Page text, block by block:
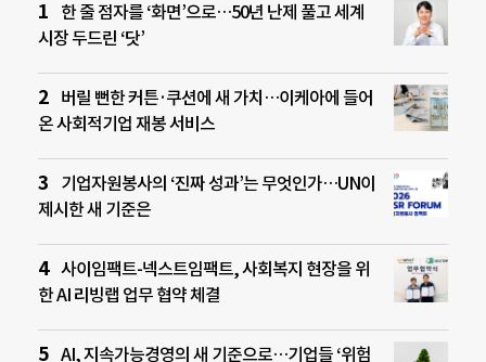
한 줄 점자를 ‘화면’으로…50년 난제 풀고 세계
시장 두드린 ‘닷’
버릴 뻔한 커튼·쿠션에 새 가치…이케아에 들어
온 사회적기업 재봉 서비스
기업자원봉사의 ‘진짜 성과’는 무엇인가…UN이
제시한 새 기준은
사이임팩트-넥스트임팩트, 사회복지 현장을 위
한 AI 리빙랩 업무 협약 체결
AI, 지속가능경영의 새 기준으로…기업들 ‘위험